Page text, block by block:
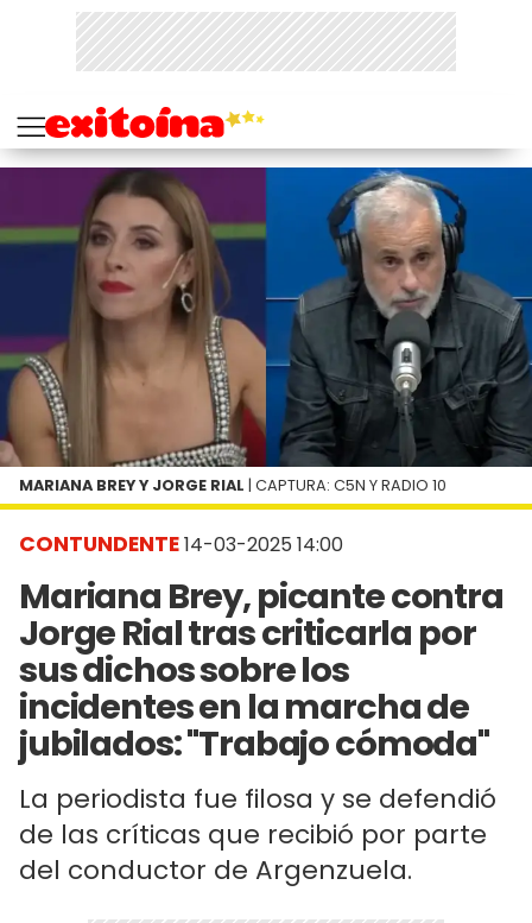
CONTUNDENTE14-03-2025 14:00
Mariana Brey, picante contra
Jorge Rial tras criticarla por
sus dichos sobre los
incidentes en la marcha de
jubilados: "Trabajo cómoda"
La periodista fue filosa y se defendió
de las críticas que recibió por parte
del conductor de Argenzuela.
MARIANA BREY Y JORGE RIAL | CAPTURA: C5N Y RADIO 10